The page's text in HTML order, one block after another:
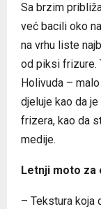
Sa brzim
već bacili oko
na vrhu liste
od piksi frizure.
Holivuda –
djeluje kao da
frizera, kao da
medije.
Letnji moto za
– Tekstura koja